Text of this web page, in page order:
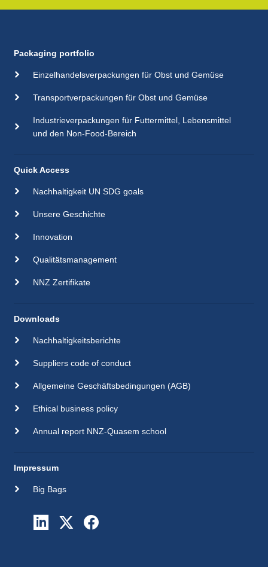
Packaging portfolio
Einzelhandelsverpackungen für Obst und Gemüse
Transportverpackungen für Obst und Gemüse
Industrieverpackungen für Futtermittel, Lebensmittel
und den Non-Food-Bereich
Quick Access
Nachhaltigkeit UN SDG goals
Unsere Geschichte
Innovation
Qualitätsmanagement
NNZ Zertifikate
Downloads
Nachhaltigkeitsberichte
Suppliers code of conduct
Allgemeine Geschäftsbedingungen (AGB)
Ethical business policy
Annual report NNZ-Quasem school
Impressum
Big Bags